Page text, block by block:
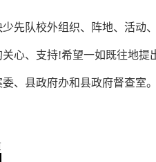
先队校外组织、阵地、活动、
心、支持!希望一如既往地提
、县政府办和县政府督查室。